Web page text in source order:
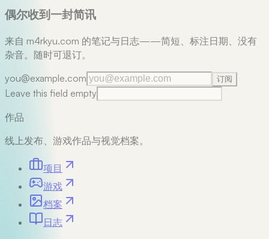
偶尔收到一封简讯
来自 m4rkyu.com 的笔记与日志——简短、标注日期、没有
杂音。随时可退订。
you@example.com
订阅
Leave this field empty
作品
线上发布、游戏作品与视觉档案。
项目
游戏
档案
日志